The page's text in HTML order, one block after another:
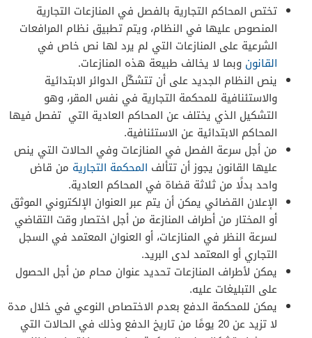
تختص المحاكم التجارية بالفصل في المنازعات التجارية
المنصوص عليها في النظام، ويتم تطبيق نظام المرافعات
الشرعية على المنازعات التي لم يرد لها نص خاص في
القانون وبما لا يخالف طبيعة هذه المنازعات.
ينص النظام الجديد على أن تتشكّل الدوائر الابتدائية
والاستئنافية للمحكمة التجارية في نفس المقر، وهو
التشكيل الذي يختلف عن المحاكم العادية التي تفصل فيها
المحاكم الابتدائية عن الاستئنافية.
من أجل سرعة الفصل في المنازعات وفي الحالات التي ينص
عليها القانون يجوز أن تتألف المحكمة التجارية من قاض
واحد بدلًا من ثلاثة قضاة في المحاكم العادية.
الإعلان القضائي يمكن أن يتم عبر العنوان الإلكتروني الموثق
أو المختار من أطراف المنازعة من أجل اختصار وقت التقاضي
لسرعة النظر في المنازعات، أو العنوان المعتمد في السجل
التجاري أو المعتمد لدى البريد.
يمكن لأطراف المنازعات تحديد عنوان محام من أجل الحصول
على التبليغات عليه.
يمكن للمحكمة الدفع بعدم الاختصاص النوعي في خلال مدة
لا تزيد عن 20 يومًا من تاريخ الدفع وذلك في الحالات التي